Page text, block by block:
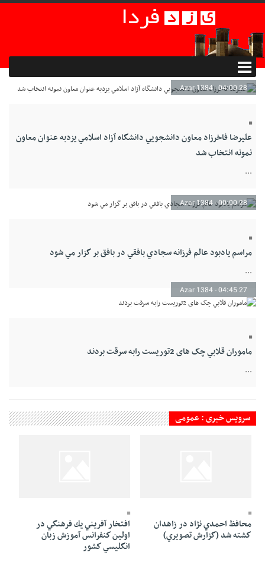
28 Azar 1384 - 04:00
عليرضا فاخرزاد معاون دانشجويي دانشگاه آزاد اسلامي يزدبه عنوان معاون
نمونه انتخاب شد
...
28 Azar 1384 - 00:00
مراسم يادبود عالم فرزانه سجادي بافقي در بافق بر گزار مي شود
...
27 Azar 1384 - 04:45
ماموران قلابي چک های 2توريست رابه سرقت بردند
...
سرویس خبری : عمومی
محافظ احمدي نژاد در زاهدان
كشته شد (گزارش تصويري)
افتخار آفريني يك فرهنگي در
اولين كنفرانس آموزش زبان
انگليسي كشور